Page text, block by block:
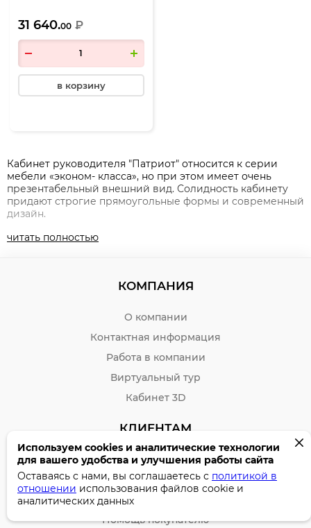
900*460*1970, дуб
скандинавский
31 640.00 ₽
в корзину
Кабинет руководителя "Патриот" относится к серии
мебели «эконом- класса», но при этом имеет очень
презентабельный внешний вид. Солидность кабинету
придают строгие прямоугольные формы и современный
дизайн.
Отличительной особенностью данной серии являются
представлен разнообразным модельным рядом: рабочие
боковые, тумбы и шкафы разных размеров. Страна
производитель– Россия.
Данная мебель имеет следующие характеристики:
• покрытие - ламинированное
• толщина столешницы - 32 мм
• кромка столешницы - ПВХ 2мм
• толщина опор - 32 мм
• кромка опор - ПВХ 2мм
• фурнитура - Hettich — Германия
читать полностью
КОМПАНИЯ
О компании
Контактная информация
Работа в компании
Виртуальный тур
Кабинет 3D
КЛИЕНТАМ
Бонусы и скидки
Условия возврата
Доставка и оплата
Помощь покупателю
Используем cookies и аналитические технологии
для вашего удобства и улучшения работы сайта
Оставаясь с нами, вы соглашаетесь с политикой в
отношении использования файлов cookie и
аналитических данных